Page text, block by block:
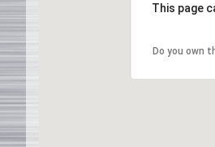
This page
Do you own